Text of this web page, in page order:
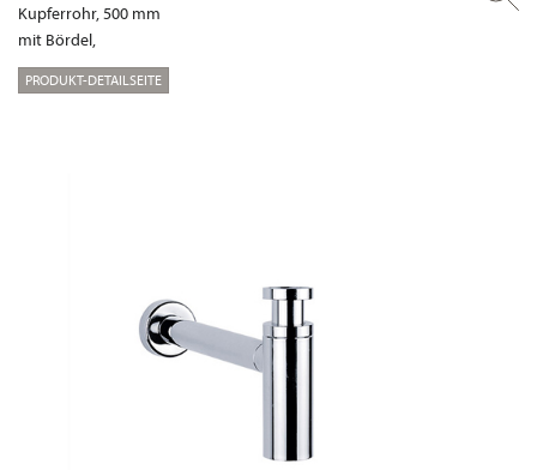
Kupferrohr, 500 mm
mit Bördel,
PRODUKT-DETAILSEITE